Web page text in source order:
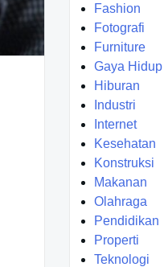
Fashion
Fotografi
Furniture
Gaya Hidup
Hiburan
Industri
Internet
Kesehatan
Konstruksi
Makanan
Olahraga
Pendidikan
Properti
Teknologi